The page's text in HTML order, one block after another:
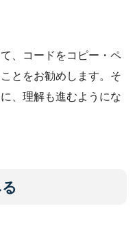
、コードをコピー・ペ
とをお勧めします。そ
、理解も進むようにな